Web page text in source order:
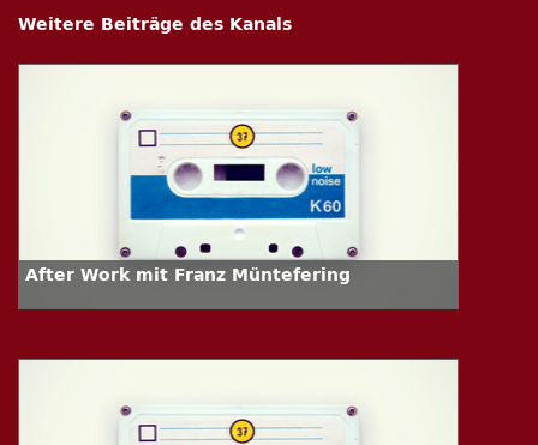
Weitere Beiträge des Kanals
After Work mit Franz Müntefering